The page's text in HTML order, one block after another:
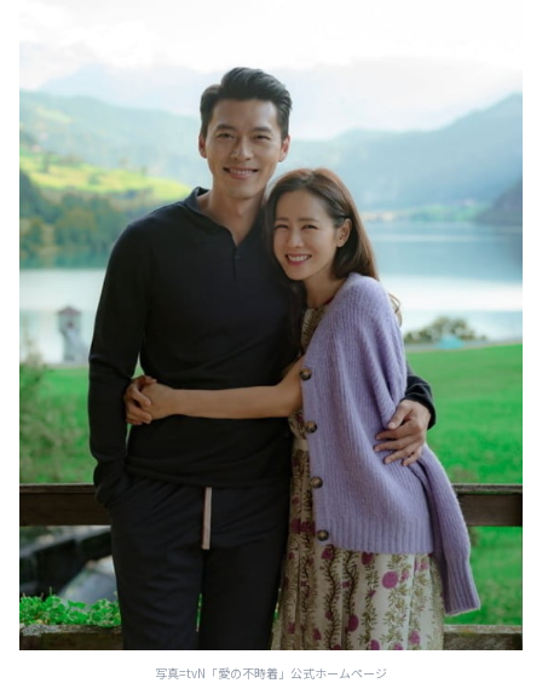
写真=tvN「愛の不時着」公式ホームページ